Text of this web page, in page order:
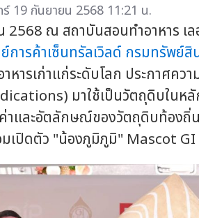
19 กันยายน 2568 11:21 น.
2568 ณ สถาบันสอนทำอาหาร เ
การค้าเซ็นทรัลเวิลด์ กรมทรัพย์
ารเก่าแก่ระดับโลก ประกาศคว
มาใช้เป็นวัตถุดิบในหลั
และอัตลักษณ์ของวัตถุดิบท้องถิ่น
เปิดตัว "น้องภูมิภูมิ" Mascot